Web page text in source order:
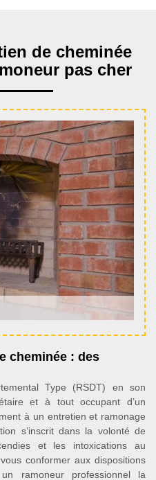
de cheminée
pas cher
cheminée : des
Type (RSDT) en son
et à tout occupant d’un
à un entretien et ramonage
s’inscrit dans la volonté de
et les intoxications au
conformer aux dispositions
ramoneur professionnel la